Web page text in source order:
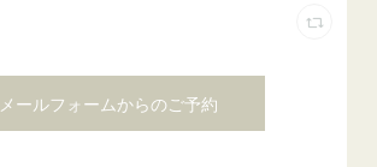
メールフォームからのご予約